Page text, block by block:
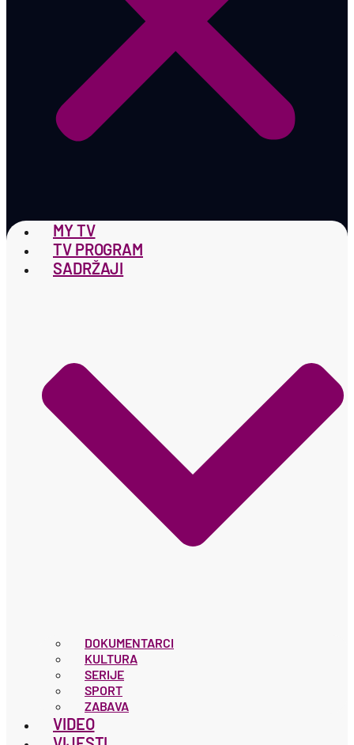
MY TV
TV PROGRAM
SADRŽAJI
DOKUMENTARCI
KULTURA
SERIJE
SPORT
ZABAVA
VIDEO